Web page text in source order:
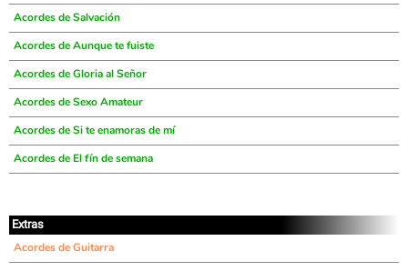
Acordes de Salvación
Acordes de Aunque te fuiste
Acordes de Gloria al Señor
Acordes de Sexo Amateur
Acordes de Si te enamoras de mí
Acordes de El fín de semana
Extras
Acordes de Guitarra